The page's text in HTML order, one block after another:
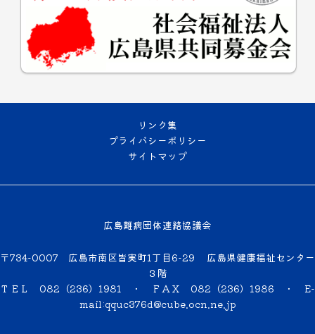
リンク集
プライバシーポリシー
サイトマップ
広島難病団体連絡協議会
〒734-0007 広島市南区皆実町1丁目6-29 広島県健康福祉センター
３階
ＴＥＬ 082（236）1981 ・ ＦＡＸ 082（236）1986 ・ E-
mail:qquc376d@cube.ocn.ne.jp